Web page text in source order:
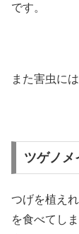
です。
また害虫に
ツゲノメ
つげを植え
を食べてし